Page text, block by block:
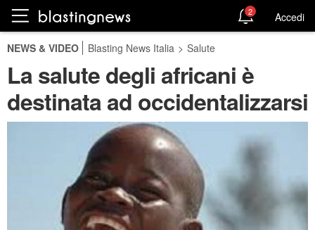
2 Accedi
NEWS & VIDEO Blasting News Italia > Salute
La salute degli africani è
destinata ad occidentalizzarsi